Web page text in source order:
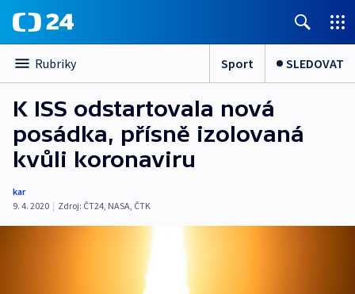
Rubriky Sport SLEDOVAT
K ISS odstartovala nová
posádka, přísně izolovaná
kvůli koronaviru
kar
9. 4. 2020 | Zdroj: ČT24, NASA, ČTK